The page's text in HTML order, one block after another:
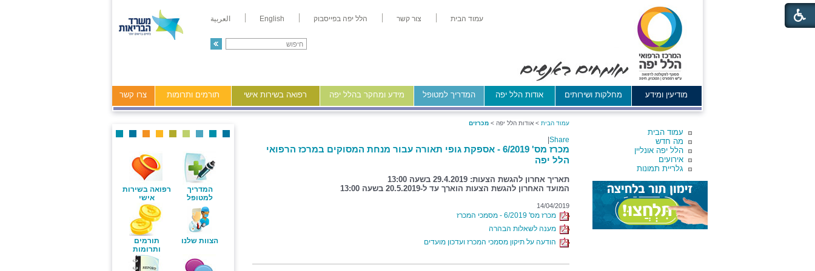
עמוד הבית צור קשר הלל יפה בפייסבוק English العربية
מודיעין ומידע מחלקות ושירותים אודות הלל יפה המדריך למטופל מידע ומחקר בהלל יפה רפואה בשירות אישי תורמים ותרומות צרו קשר
עמוד הבית
מה חדש
הלל יפה אונליין
אירועים
גלריית תמונות
עמוד הבית > אודות הלל יפה > מכרזים
Share
מכרז מס' 6/2019 - אספקת גופי תאורה עבור מנחת המסוקים במרכז הרפואי
הלל יפה
תאריך אחרון להגשת הצעות: 29.4.2019 בשעה 13:00
המועד האחרון להגשת הצעות הוארך עד ל-20.5.2019 בשעה 13:00
14/04/2019
מכרז מס' 6/2019 - מסמכי המכרז
מענה לשאלות הבהרה
הודעה על תיקון מסמכי המכרז ועדכון מועדים
המדריך
למטופל
רפואה בשירות
אישי
הצוות שלנו
תורמים
ותרומות